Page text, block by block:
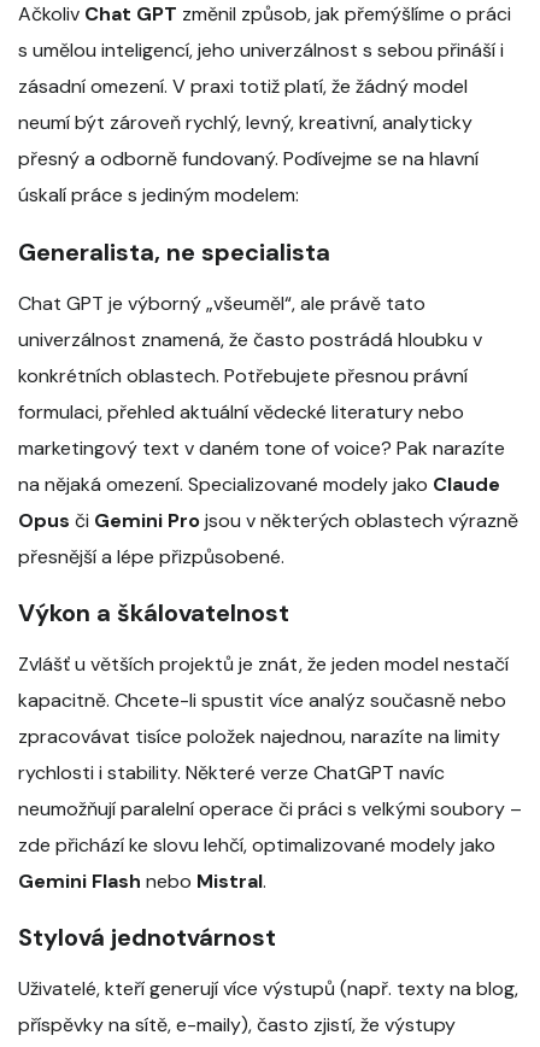
Ačkoliv Chat GPT změnil způsob, jak přemýšlíme o práci
s umělou inteligencí, jeho univerzálnost s sebou přináší i
zásadní omezení. V praxi totiž platí, že žádný model
neumí být zároveň rychlý, levný, kreativní, analyticky
přesný a odborně fundovaný. Podívejme se na hlavní
úskalí práce s jediným modelem:
Generalista, ne specialista
Chat GPT je výborný „všeuměl“, ale právě tato
univerzálnost znamená, že často postrádá hloubku v
konkrétních oblastech. Potřebujete přesnou právní
formulaci, přehled aktuální vědecké literatury nebo
marketingový text v daném tone of voice? Pak narazíte
na nějaká omezení. Specializované modely jako Claude
Opus či Gemini Projsou v některých oblastech výrazně
přesnější a lépe přizpůsobené.
Výkon a škálovatelnost
Zvlášť u větších projektů je znát, že jeden model nestačí
kapacitně. Chcete-li spustit více analýz současně nebo
zpracovávat tisíce položek najednou, narazíte na limity
rychlosti i stability. Některé verze ChatGPT navíc
neumožňují paralelní operace či práci s velkými soubory –
zde přichází ke slovu lehčí, optimalizované modely jako
Gemini Flash nebo Mistral.
Stylová jednotvárnost
Uživatelé, kteří generují více výstupů (např. texty na blog,
příspěvky na sítě, e-maily), často zjistí, že výstupy